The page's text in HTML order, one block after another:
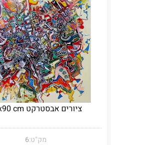
ציורים אבסטרקט 90x90 cm
מק"ט:6